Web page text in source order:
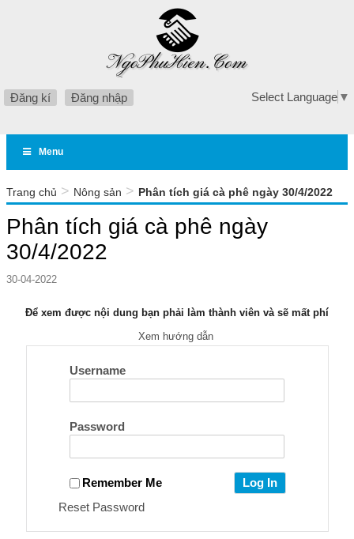
Đăng kí Đăng nhập Select Language ▼
Menu
Trang chủ > Nông sản > Phân tích giá cà phê ngày 30/4/2022
Phân tích giá cà phê ngày
30/4/2022
30-04-2022
Để xem được nội dung bạn phải làm thành viên và sẽ mất phí
Xem hướng dẫn
Username
Password
Remember Me
Reset Password